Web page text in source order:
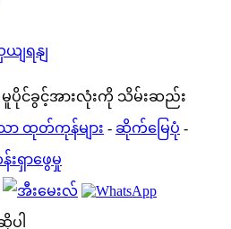
ျရနျ
မူပိုင်ခွင့်အားလုံးကို သိမ်းဆည်း
ာ ထုတ်ကုန်များ - ဆိုက်မြေပုံ -
ရှာဖွေမှု
ပါ